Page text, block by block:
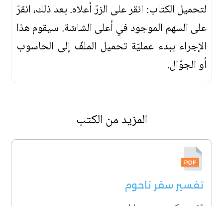
لتحميل الكتاب: انقر على الزرّ أعلاه. بعد ذلك، انقرّ
على السهم الموجود في أعلى الشاشة. سيقوم هذا
الإجراء ببدء عمليّة تحميل الملفّ إلى الحاسوب
أو الجوّال.
المزيد من الكتب
تفسير سفر ناحوم